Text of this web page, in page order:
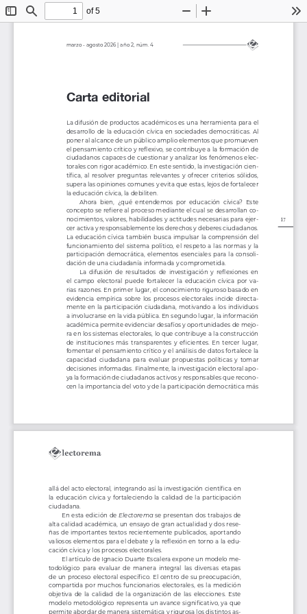
ToggleFind
of 5
Zoom
17
marzo - agosto 2026 | año 2, núm. 4
Carta editorial
La difusión de productos académicos es una herramienta para el
desarrollo  de  la  educación  cívica  en  sociedades  democráticas.  Al
poner al alcance de un público amplio elementos que promueven
el pensamiento crítico y reflexivo, se contribuye a la formación de
ciudadanos capaces de cuestionar y analizar los fenómenos elec-
torales con rigor académico. En este sentido, la investigación cien-
tífica,  al  resolver  preguntas  relevantes  y  of recer  criterios  sólidos,
supera las opiniones comunes y evita que estas, lejos de fortalecer
la educación cívica, la debiliten.
Ahora  bien,  ¿qué  entendemos  por  educación  cívica?  Este
concepto se refiere al proceso mediante el cual se desarrollan co-
nocimientos, valores, habilidades y actitudes necesarias para ejer-
cer activa y responsablemente los derechos y deberes ciudadanos.
La  educación  cívica  también  busca  impulsar  la  comprensión  del
funcionamiento  del  sistema  político,  el  respeto  a  las  normas  y  la
participación  democrática,  elementos  esenciales  para  la  consoli-
dación de una ciudadanía informada y comprometida.
La  difusión  de  resultados  de  investigación  y  reflexiones  en
el  campo  electoral  puede  fortalecer  la  educación  cívica  por  va-
rias razones. En primer lugar, el conocimiento riguroso basado en
evidencia  empírica  sobre  los  procesos  electorales  incide  directa-
mente en la participación ciudadana, motivando a los individuos
a involucrarse en la vida pública. En segundo lugar, la información
académica permite evidenciar desaf íos y oportunidades de mejo-
ra en los sistemas electorales, lo que contribuye a la construcción
de  instituciones  más  transparentes  y  eficientes.  En  tercer  lugar,
fomentar el pensamiento crítico y el análisis de datos fortalece la
capacidad  ciudadana  para  evaluar  propuestas  políticas  y  tomar
decisiones informadas. Finalmente, la investigación electoral apo-
ya la formación de ciudadanos activos y responsables que recono
cen la importancia del voto y de la participación democrática más
allá del acto electoral, integrando así la investigación científica en
la  educación  cívica  y  fortaleciendo  la  calidad  de  la  participación
ciudadana.
En esta edición de Electorema se presentan dos trabajos de
alta calidad académica, un ensayo de gran actualidad y dos rese
ñas  de  importantes  textos  recientemente  publicados,  aportando
valiosos elementos para el debate y la reflexión en torno a la edu-
cación cívica y los procesos electorales.
El artículo de Ignacio Duarte Escalera expone un modelo me
todológico  para  evaluar  de  manera  integral  las  diversas  etapas
de un proceso electoral específico. El centro de su preocupación,
compartida  por  muchos  funcionarios  electorales,  es  la  medición
objetiva  de  la  calidad  de  la  organización  de  las  elecciones.  Este
modelo metodológico representa un avance significativo, ya que
permite abordar de manera sistemática y rigurosa los distintos as-